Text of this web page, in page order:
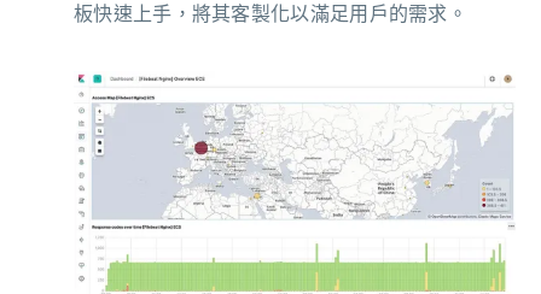
板快速上手，將其客製化以滿足用戶的需求。